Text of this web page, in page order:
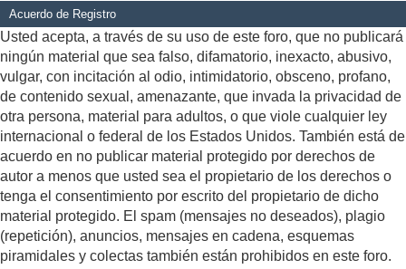
Acuerdo de Registro
Usted acepta, a través de su uso de este foro, que no publicará
ningún material que sea falso, difamatorio, inexacto, abusivo,
vulgar, con incitación al odio, intimidatorio, obsceno, profano,
de contenido sexual, amenazante, que invada la privacidad de
otra persona, material para adultos, o que viole cualquier ley
internacional o federal de los Estados Unidos. También está de
acuerdo en no publicar material protegido por derechos de
autor a menos que usted sea el propietario de los derechos o
tenga el consentimiento por escrito del propietario de dicho
material protegido. El spam (mensajes no deseados), plagio
(repetición), anuncios, mensajes en cadena, esquemas
piramidales y colectas también están prohibidos en este foro.